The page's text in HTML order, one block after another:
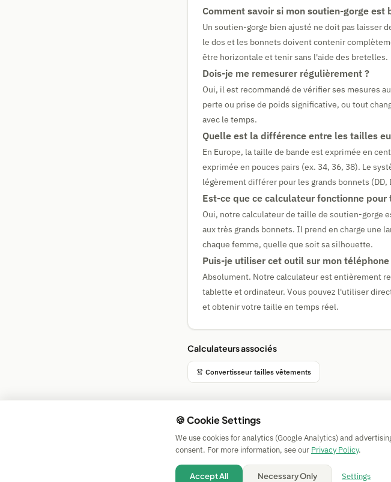
Comment savoir si mon soutien-gorge est
Un soutien-gorge bien ajusté ne doit pas laisser
le dos et les bonnets doivent contenir
être horizontale et tenir sans l'aide des bretelles.
Dois-je me remesurer régulièrement ?
Oui, il est recommandé de vérifier ses mesures
perte ou prise de poids significative, ou tout
avec le temps.
Quelle est la différence entre les tailles
En Europe, la taille de bande est exprimée en
exprimée en pouces pairs (ex. 34, 36, 38). Le
légèrement différer pour les grands bonnets (DD,
Est-ce que ce calculateur fonctionne
Oui, notre calculateur de taille de soutien-gorge
aux très grands bonnets. Il prend en charge une
chaque femme, quelle que soit sa silhouette.
Puis-je utiliser cet outil sur mon téléphone
Absolument. Notre calculateur est entièrement
tablette et ordinateur. Vous pouvez l'utiliser
et obtenir votre taille en temps réel.
Calculateurs associés
👗 Convertisseur tailles vêtements
Impressum
|
🍪 Cookie Settings
We use cookies for analytics (Google Analytics) and
consent. For more information, see our Privacy Policy.
Accept All Necessary Only Settings